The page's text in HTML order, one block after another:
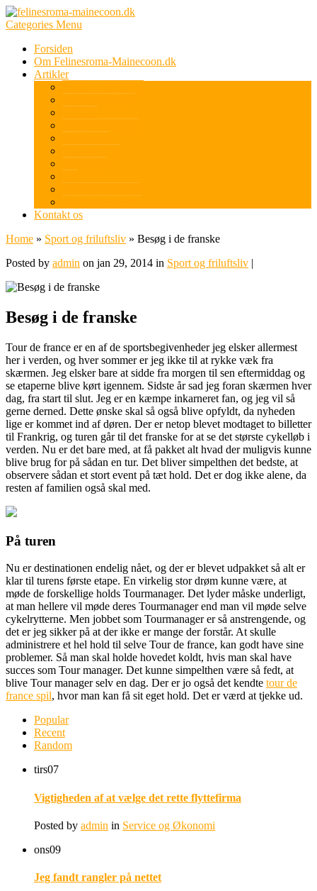
Categories Menu
Forsiden
Om Felinesroma-Mainecoon.dk
Artikler
Kontakt os
Home » Sport og friluftsliv » Besøg i de franske
Posted by admin on jan 29, 2014 in Sport og friluftsliv |
Besøg i de franske
Tour de france er en af de sportsbegivenheder jeg elsker allermest
her i verden, og hver sommer er jeg ikke til at rykke væk fra
skærmen. Jeg elsker bare at sidde fra morgen til sen eftermiddag og
se etaperne blive kørt igennem. Sidste år sad jeg foran skærmen hver
dag, fra start til slut. Jeg er en kæmpe inkarneret fan, og jeg vil så
gerne derned. Dette ønske skal så også blive opfyldt, da nyheden
lige er kommet ind af døren. Der er netop blevet modtaget to billetter
til Frankrig, og turen går til det franske for at se det største cykelløb i
verden. Nu er det bare med, at få pakket alt hvad der muligvis kunne
blive brug for på sådan en tur. Det bliver simpelthen det bedste, at
observere sådan et stort event på tæt hold. Det er dog ikke alene, da
resten af familien også skal med.
På turen
Nu er destinationen endelig nået, og der er blevet udpakket så alt er
klar til turens første etape. En virkelig stor drøm kunne være, at
møde de forskellige holds Tourmanager. Det lyder måske underligt,
at man hellere vil møde deres Tourmanager end man vil møde selve
cykelrytterne. Men jobbet som Tourmanager er så anstrengende, og
det er jeg sikker på at der ikke er mange der forstår. At skulle
administrere et hel hold til selve Tour de france, kan godt have sine
problemer. Så man skal holde hovedet koldt, hvis man skal have
succes som Tour manager. Det kunne simpelthen være så fedt, at
blive Tour manager selv en dag. Der er jo også det kendte tour de
france spil, hvor man kan få sit eget hold. Det er værd at tjekke ud.
Popular
Recent
Random
tirs07
Vigtigheden af at vælge det rette flyttefirma
Posted by admin in Service og Økonomi
ons09
Jeg fandt rangler på nettet